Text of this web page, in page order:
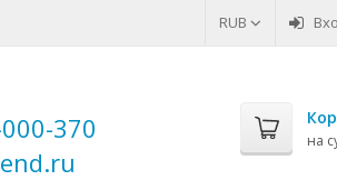
RUB
370
на